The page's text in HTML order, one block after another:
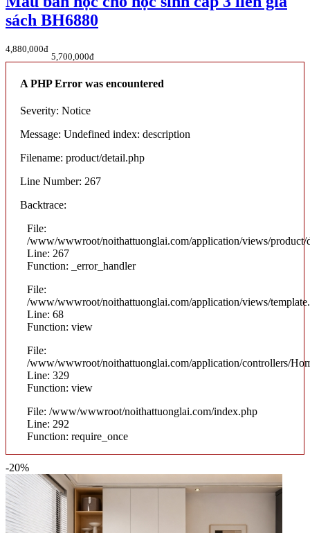
sách BH6880
4,880,000đ
5,700,000đ
A PHP Error was encountered
Severity: Notice
Message: Undefined index: description
Filename: product/detail.php
Line Number: 267
Backtrace:
File:
/www/wwwroot/noithattuonglai.com/application/views/product/
Line: 267
Function: _error_handler
File:
/www/wwwroot/noithattuonglai.com/application/views/
Line: 68
Function: view
File:
/www/wwwroot/noithattuonglai.com/application/controllers/
Line: 329
Function: view
File: /www/wwwroot/noithattuonglai.com/index.php
Line: 292
Function: require_once
-20%